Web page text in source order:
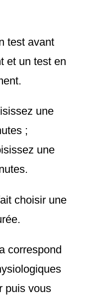
test avant
et un test en
une
;
une
choisir une
correspond
puis vous